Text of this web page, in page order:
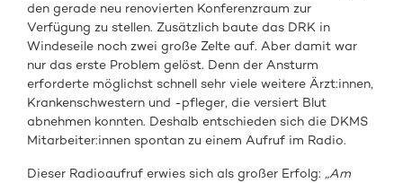
den gerade neu renovierten Konferenzraum zur
Verfügung zu stellen. Zusätzlich baute das DRK in
Windeseile noch zwei große Zelte auf. Aber damit war
nur das erste Problem gelöst. Denn der Ansturm
erforderte möglichst schnell sehr viele weitere Ärzt:innen,
Krankenschwestern und -pfleger, die versiert Blut
abnehmen konnten. Deshalb entschieden sich die DKMS
Mitarbeiter:innen spontan zu einem Aufruf im Radio.
Dieser Radioaufruf erwies sich als großer Erfolg: „Am